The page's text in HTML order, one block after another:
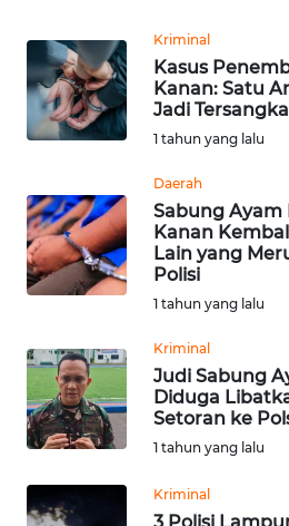
Kriminal
Kasus
Kanan: Satu
Jadi Tersangka
1 tahun yang lalu
Daerah
Sabung Ayam
Kanan
Lain yang
Polisi
1 tahun yang lalu
Kriminal
Judi Sabung
Diduga
Setoran ke
1 tahun yang lalu
Kriminal
BERITA
KONTAK
KAMI
INFO
IKLAN
TENTANG
KAMI
PEDOMAN
MEDIA
SIBER